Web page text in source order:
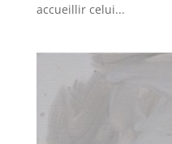
accueillir celui...